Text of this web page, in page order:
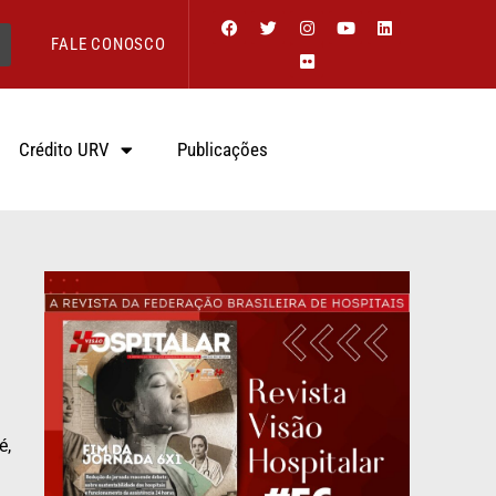
FALE CONOSCO
Crédito URV Publicações